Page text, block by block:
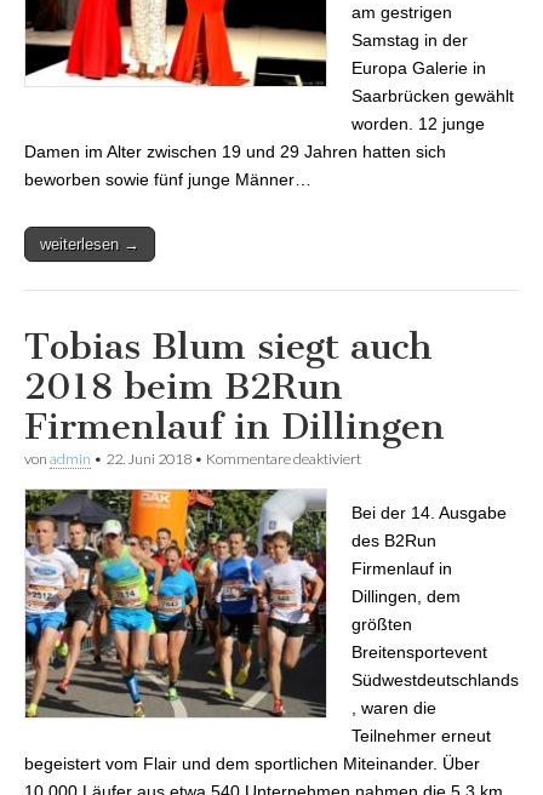
am gestrigen
Samstag in der
Europa Galerie in
Saarbrücken gewählt
worden. 12 junge
Damen im Alter zwischen 19 und 29 Jahren hatten sich
beworben sowie fünf junge Männer…
weiterlesen →
Tobias Blum siegt auch
2018 beim B2Run
Firmenlauf in Dillingen
von admin • 22. Juni 2018 • Kommentare deaktiviert
Bei der 14. Ausgabe
des B2Run
Firmenlauf in
Dillingen, dem
größten
Breitensportevent
Südwestdeutschlands
, waren die
Teilnehmer erneut
begeistert vom Flair und dem sportlichen Miteinander. Über
10.000 Läufer aus etwa 540 Unternehmen nahmen die 5,3 km